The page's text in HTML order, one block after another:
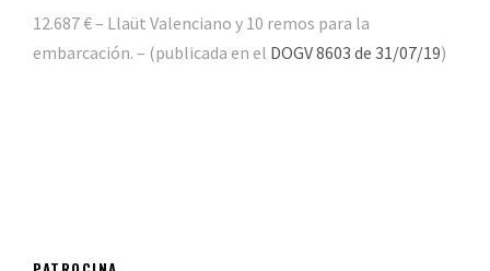
12.687 € – Llaüt Valenciano y 10 remos para la
embarcación. – (publicada en el DOGV 8603 de 31/07/19)